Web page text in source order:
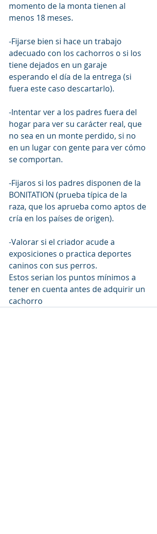
momento de la monta tienen al
menos 18 meses.
-Fijarse bien si hace un trabajo
adecuado con los cachorros o si los
tiene dejados en un garaje
esperando el día de la entrega (si
fuera este caso descartarlo).
-Intentar ver a los padres fuera del
hogar para ver su carácter real, que
no sea en un monte perdido, si no
en un lugar con gente para ver cómo
se comportan.
-Fijaros si los padres disponen de la
BONITATION (prueba típica de la
raza, que los aprueba como aptos de
cría en los países de origen).
-Valorar si el criador acude a
exposiciones o practica deportes
caninos con sus perros.
Estos serian los puntos mínimos a
tener en cuenta antes de adquirir un
cachorro